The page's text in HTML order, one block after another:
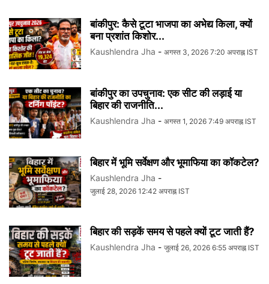
बांकीपुर: कैसे टूटा भाजपा का अभेद्य किला, क्यों
बना प्रशांत किशोर...
Kaushlendra Jha - अगस्त 3, 2026 7:20 अपराह्न IST
बांकीपुर का उपचुनाव: एक सीट की लड़ाई या
बिहार की राजनीति...
Kaushlendra Jha - अगस्त 1, 2026 7:49 अपराह्न IST
बिहार में भूमि सर्वेक्षण और भूमाफिया का कॉकटेल?
Kaushlendra Jha -
जुलाई 28, 2026 12:42 अपराह्न IST
बिहार की सड़कें समय से पहले क्यों टूट जाती हैं?
Kaushlendra Jha - जुलाई 26, 2026 6:55 अपराह्न IST